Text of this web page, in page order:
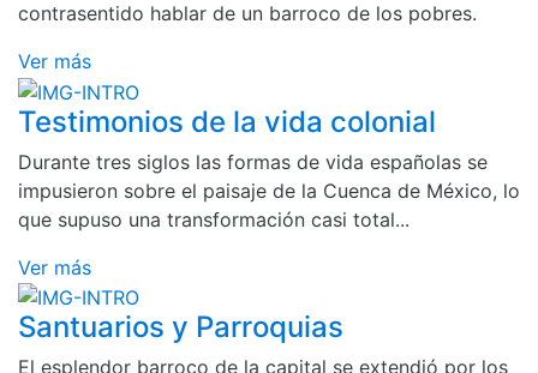
contrasentido hablar de un barroco de los pobres.
Ver más
Testimonios de la vida colonial
Durante tres siglos las formas de vida españolas se
impusieron sobre el paisaje de la Cuenca de México, lo
que supuso una transformación casi total...
Ver más
Santuarios y Parroquias
El esplendor barroco de la capital se extendió por los